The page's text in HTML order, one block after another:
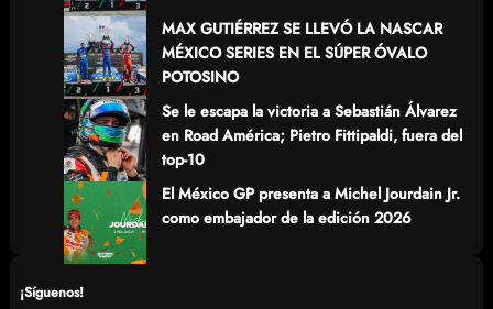
MAX GUTIÉRREZ SE LLEVÓ LA NASCAR
MÉXICO SERIES EN EL SÚPER ÓVALO
POTOSINO
Se le escapa la victoria a Sebastián Álvarez
en Road América; Pietro Fittipaldi, fuera del
top-10
El México GP presenta a Michel Jourdain Jr.
como embajador de la edición 2026
¡Síguenos!